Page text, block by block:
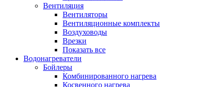
Вентиляция
Вентиляторы
Вентиляционные комплекты
Воздуховоды
Врезки
Показать все
Водонагреватели
Бойлеры
Комбинированного нагрева
Косвенного нагрева